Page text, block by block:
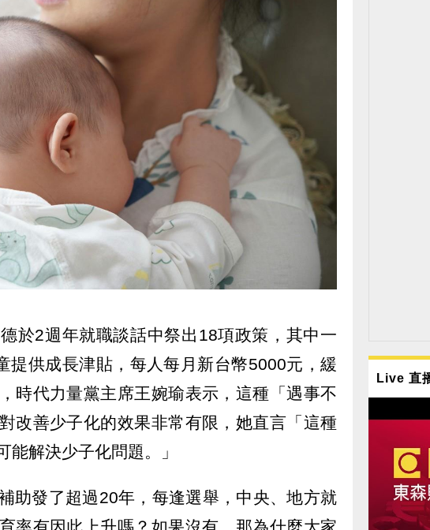
於2週年就職談話中祭出18項政策，其中一
提供成長津貼，每人每月新台幣5000元，緩
時代力量黨主席王婉瑜表示，這種「遇事不
改善少子化的效果非常有限，她直言「這種
能解決少子化問題。」
助發了超過20年，每逢選舉，中央、地方就
率有因此上升嗎？如果沒有，那為什麼大家
Live 直